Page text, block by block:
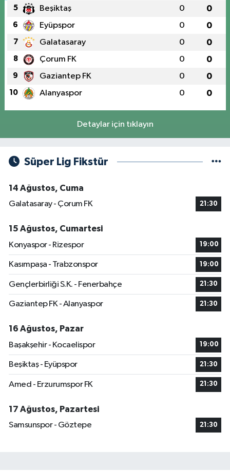
5 Beşiktaş 0 0
6 Eyüpspor 0 0
7 Galatasaray 0 0
8 Çorum FK 0 0
9 Gaziantep FK 0 0
10 Alanyaspor 0 0
Detaylar için tıklayın
Süper Lig Fikstür
14 Ağustos, Cuma
Galatasaray - Çorum FK
21:30
15 Ağustos, Cumartesi
Konyaspor - Rizespor
19:00
Kasımpaşa - Trabzonspor 19:00
Gençlerbirliği S.K. - Fenerbahçe 21:30
Gaziantep FK - Alanyaspor 21:30
16 Ağustos, Pazar
Başakşehir - Kocaelispor
19:00
Beşiktaş - Eyüpspor 21:30
Amed - Erzurumspor FK 21:30
17 Ağustos, Pazartesi
Samsunspor - Göztepe
21:30